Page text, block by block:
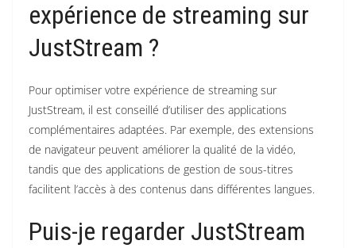
expérience de streaming sur
JustStream ?
Pour optimiser votre expérience de streaming sur
JustStream, il est conseillé d’utiliser des applications
complémentaires adaptées. Par exemple, des extensions
de navigateur peuvent améliorer la qualité de la vidéo,
tandis que des applications de gestion de sous-titres
facilitent l’accès à des contenus dans différentes langues.
Puis-je regarder JustStream